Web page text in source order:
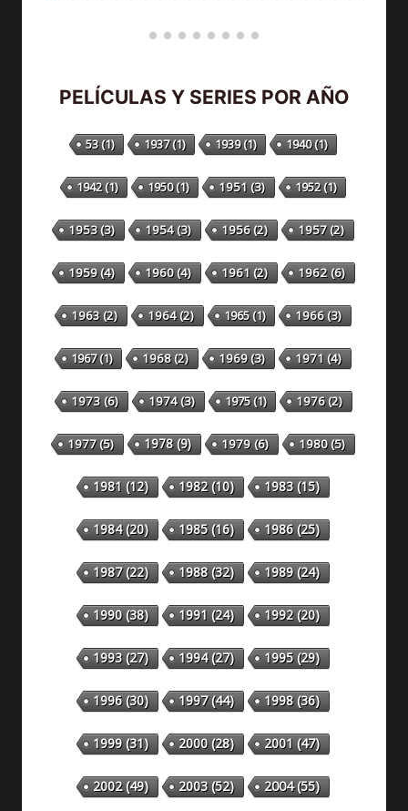
PELÍCULAS Y SERIES POR AÑO
53(1) 1937(1) 1939(1) 1940(1)
1942(1) 1950(1) 1951 (3) 1952(1)
1953(3) 1954(3) 1956(2) 1957(2)
1959(4) 1960(4) 1961 (2) 1962(6)
1963(2) 1964(2) 1965(1) 1966(3)
1967(1) 1968(2) 1969(3) 1971 (4)
1973(6) 1974(3) 1975(1) 1976(2)
1977(5) 1978(9) 1979(6) 1980(5)
1981 (12) 1982(10) 1983(15)
1984(20) 1985(16) 1986(25)
1987(22) 1988(32) 1989(24)
1990(38) 1991 (24) 1992(20)
1993(27) 1994(27) 1995(29)
1996(30) 1997(44) 1998(36)
1999(31) 2000(28) 2001 (47)
2002(49) 2003(52) 2004(55)